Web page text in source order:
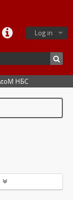
Log in
НБС